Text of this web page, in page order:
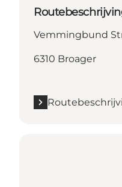
Vemmingbund
6310 Broager